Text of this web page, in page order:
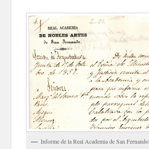
Informe de la Real Academia de San Fernando